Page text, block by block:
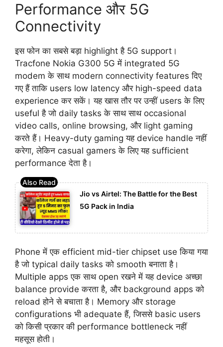
Performance और 5G
Connectivity
इस फोन का सबसे बड़ा highlight है 5G support।
Tracfone Nokia G300 5G में integrated 5G
modem के साथ modern connectivity features दिए
गए हैं ताकि users low latency और high-speed data
experience कर सकें। यह खास तौर पर उन्हीं users के लिए
useful है जो daily tasks के साथ साथ occasional
video calls, online browsing, और light gaming
करते हैं। Heavy-duty gaming यह device handle नहीं
करेगा, लेकिन casual gamers के लिए यह sufficient
performance देता है।
Jio vs Airtel: The Battle for the Best
5G Pack in India
Phone में एक efficient mid-tier chipset use किया गया
है जो typical daily tasks को smooth बनाता है।
Multiple apps एक साथ open रखने में यह device अच्छा
balance provide करता है, और background apps को
reload होने से बचाता है। Memory और storage
configurations भी adequate हैं, जिससे basic users
को किसी प्रकार की performance bottleneck नहीं
महसूस होती।